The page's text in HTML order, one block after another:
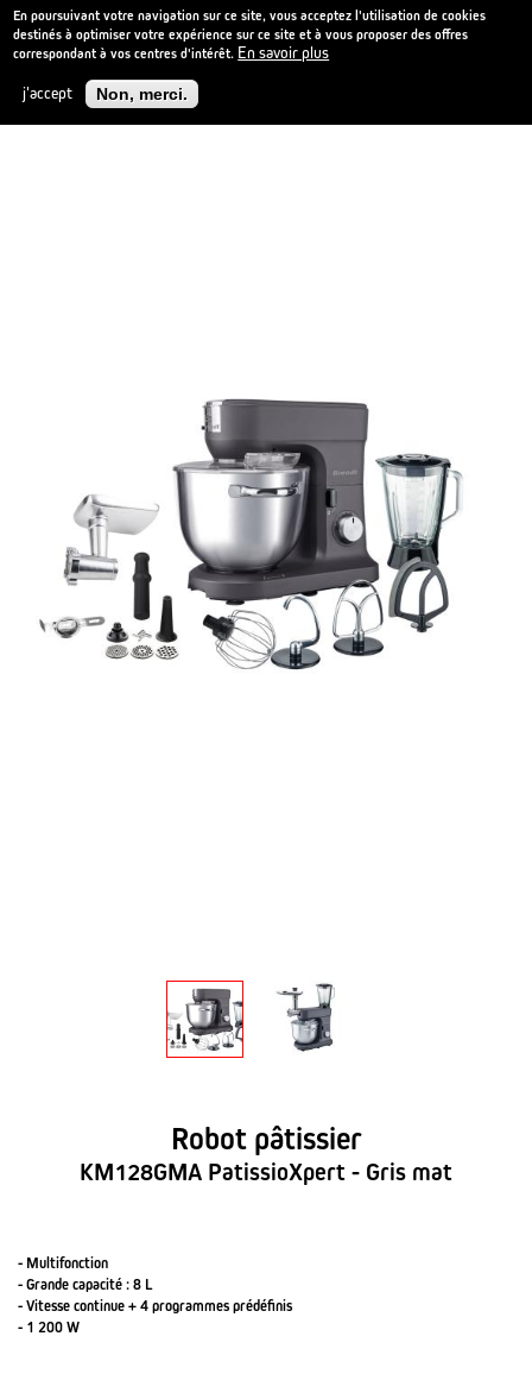
En poursuivant votre navigation sur ce site, vous acceptez l'utilisation de cookies
destinés à optimiser votre expérience sur ce site et à vous proposer des offres
correspondant à vos centres d'intérêt. En savoir plus
j'accept
Non, merci.
contenu
principal
Robot pâtissier
KM128GMA PatissioXpert - Gris mat
- Multifonction
- Grande capacité : 8 L
- Vitesse continue + 4 programmes prédéfinis
- 1 200 W